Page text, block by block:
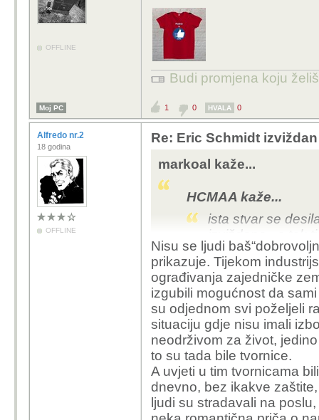
OFFLINE
Budi promjena koju
Moj PC 1 0 HVALA 0
Alfredo nr.2
18 godina
OFFLINE
Re: Eric Schmidt
markoal kaže...
HCMAA kaže...
ista stvar se
izviždana...a tek
dobilo otkaz...vidi
razmišljanja
Ne znam na čemu je
i kritični. Usporedba
Ovo je sličnije
i formirali gradove, a
probleme, baš bi volio
gleda dobrobit svijeta,
nove poslove i
Nisu se ljudi
prikazuje. Tijekom
ograđivanja zajedničke
izgubili mogućnost da
su odjednom svi poželjeli
situaciju gdje nisu imali
neodrživom za život,
to su tada bile tvornice.
A uvjeti u tim tvornicama
dnevno, bez ikakve
ljudi su stradavali na